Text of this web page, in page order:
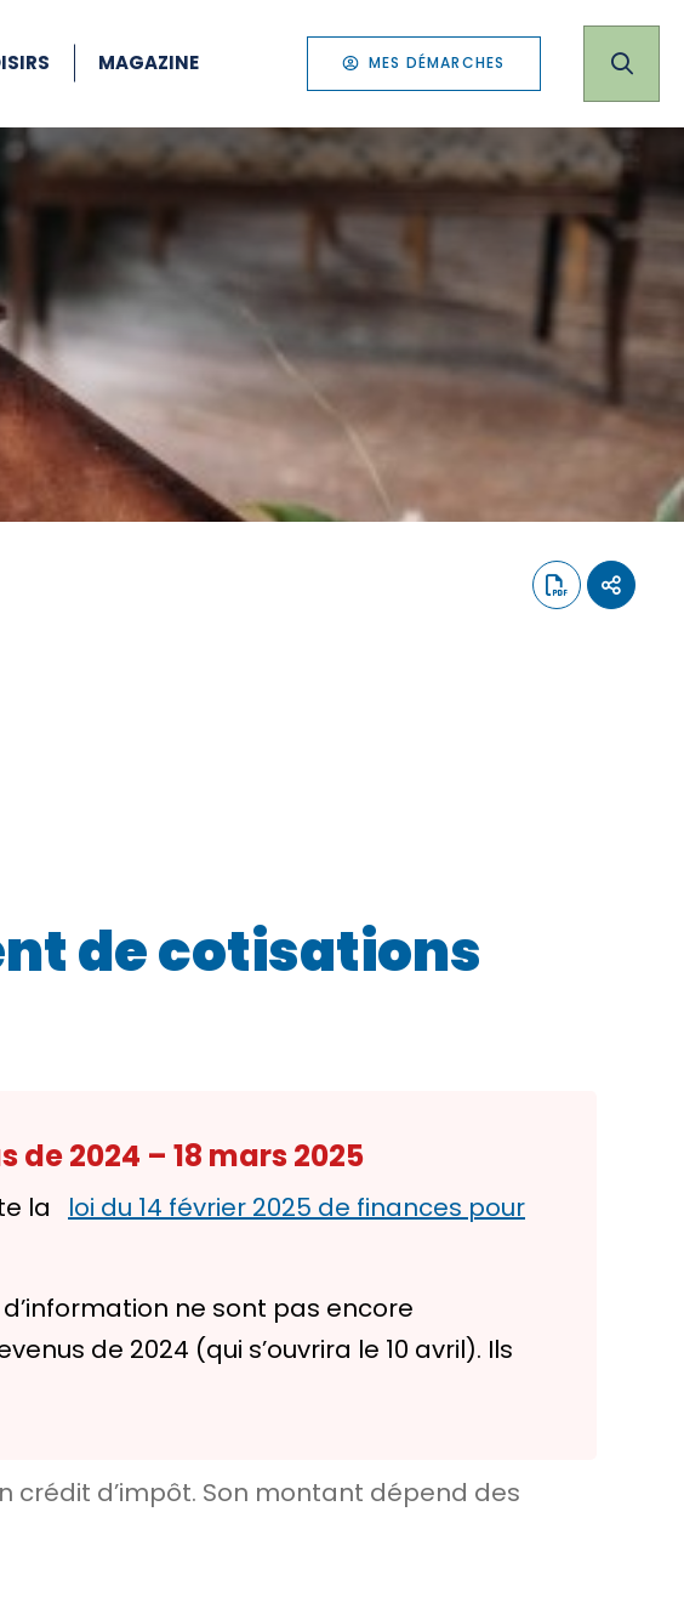
MAGAZINE MES DÉMARCHES
de cotisations
2024 – 18 mars 2025
la
loi du 14 février 2025 de finances pour
ne sont pas encore
de 2024 (qui s’ouvrira le 10 avril). Ils
crédit d’impôt. Son montant dépend des